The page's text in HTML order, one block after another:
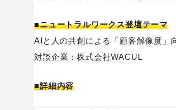
■ニュートラルワークス登壇テーマ
AIと人の共創による「顧客解像度」
対談企業：株式会社WACUL
■詳細内容